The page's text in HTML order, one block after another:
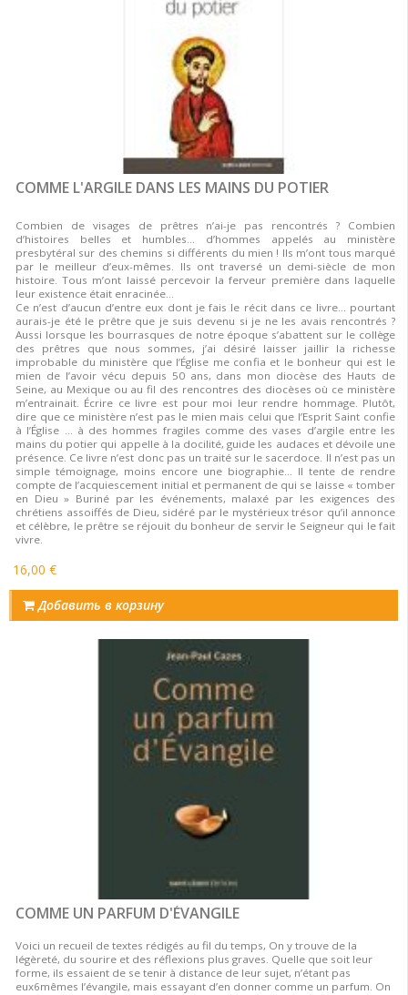
COMME L'ARGILE DANS LES MAINS DU POTIER
Combien de visages de prêtres n’ai-je pas rencontrés ? Combien
d’histoires belles et humbles… d’hommes appelés au ministère
presbytéral sur des chemins si différents du mien ! Ils m’ont tous marqué
par le meilleur d’eux-mêmes. Ils ont traversé un demi-siècle de mon
histoire. Tous m’ont laissé percevoir la ferveur première dans laquelle
leur existence était enracinée…
Ce n’est d’aucun d’entre eux dont je fais le récit dans ce livre… pourtant
aurais-je été le prêtre que je suis devenu si je ne les avais rencontrés ?
Aussi lorsque les bourrasques de notre époque s’abattent sur le collège
des prêtres que nous sommes, j’ai désiré laisser jaillir la richesse
improbable du ministère que l’Église me confia et le bonheur qui est le
mien de l’avoir vécu depuis 50 ans, dans mon diocèse des Hauts de
Seine, au Mexique ou au fil des rencontres des diocèses où ce ministère
m’entrainait. Écrire ce livre est pour moi leur rendre hommage. Plutôt,
dire que ce ministère n’est pas le mien mais celui que l’Esprit Saint confie
à l’Église … à des hommes fragiles comme des vases d’argile entre les
mains du potier qui appelle à la docilité, guide les audaces et dévoile une
présence. Ce livre n’est donc pas un traité sur le sacerdoce. Il n’est pas un
simple témoignage, moins encore une biographie… Il tente de rendre
compte de l’acquiescement initial et permanent de qui se laisse « tomber
en Dieu » Buriné par les événements, malaxé par les exigences des
chrétiens assoiffés de Dieu, sidéré par le mystérieux trésor qu’il annonce
et célèbre, le prêtre se réjouit du bonheur de servir le Seigneur qui le fait
vivre.
16,00 €
Добавить в корзину
COMME UN PARFUM D'ÉVANGILE
Voici un recueil de textes rédigés au fil du temps, On y trouve de la
légèreté, du sourire et des réflexions plus graves. Quelle que soit leur
forme, ils essaient de se tenir à distance de leur sujet, n’étant pas
eux6mêmes l’évangile, mais essayant d’en donner comme un parfum. On